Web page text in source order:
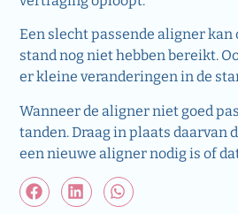
Een slecht passende aligner kan
stand nog niet hebben bereikt.
er kleine veranderingen in de
Wanneer de aligner niet goed
tanden. Draag in plaats daarvan
een nieuwe aligner nodig is of